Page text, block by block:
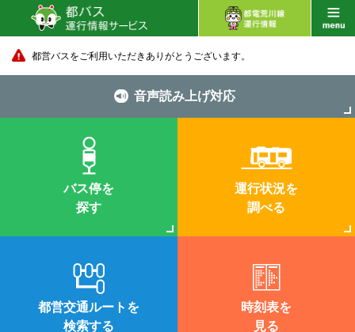
都営バスをご利用いただきありがとうございます。
音声読み上げ対応
バス停を
探す
運行状況を
調べる
都営交通ルートを
検索する
時刻表を
見る